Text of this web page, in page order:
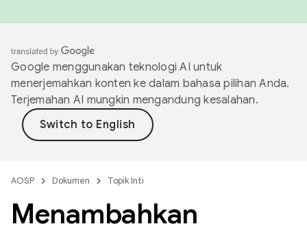
Google menggunakan teknologi AI untuk
menerjemahkan konten ke dalam bahasa pilihan Anda.
Terjemahan AI mungkin mengandung kesalahan.
AOSP Dokumen Topik Inti
Menambahkan